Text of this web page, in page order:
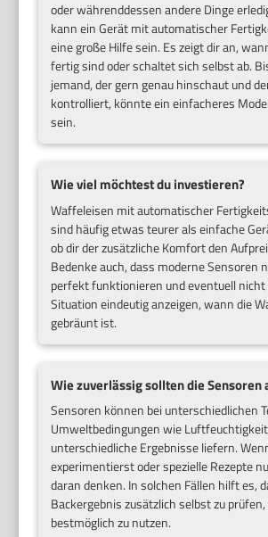
oder währenddessen andere Dinge
kann ein Gerät mit automatischer
eine große Hilfe sein. Es zeigt dir an,
fertig sind oder schaltet sich selbst ab.
jemand, der gern genau hinschaut und
kontrolliert, könnte ein einfacheres
sein.
Wie viel möchtest du investieren?
Waffeleisen mit automatischer
sind häufig etwas teurer als einfache
ob dir der zusätzliche Komfort den
Bedenke auch, dass moderne Sensoren
perfekt funktionieren und eventuell nicht
Situation eindeutig anzeigen, wann die
gebräunt ist.
Wie zuverlässig sollten die Sensoren
Sensoren können bei unterschiedlichen
Umweltbedingungen wie Luftfeuchtigkeit
unterschiedliche Ergebnisse liefern.
experimentierst oder spezielle Rezepte
daran denken. In solchen Fällen hilft es,
Backergebnis zusätzlich selbst zu
bestmöglich zu nutzen.